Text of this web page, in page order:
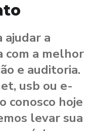
ajudar a
com a melhor
e auditoria.
usb ou e-
conosco hoje
levar sua